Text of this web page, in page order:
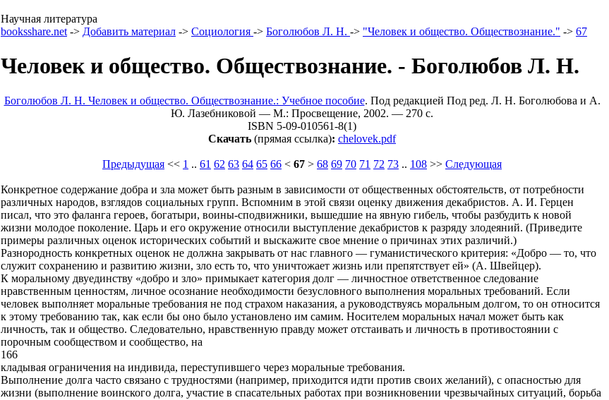
Научная литература
booksshare.net -> Добавить материал -> Социология -> Боголюбов Л. Н. -> "Человек и общество. Обществознание." -> 67
Человек и общество. Обществознание. - Боголюбов Л. Н.
Боголюбов Л. Н. Человек и общество. Обществознание.: Учебное пособие. Под редакцией Под ред. Л. Н. Боголюбова и А.
Ю. Лазебниковой — М.: Просвещение, 2002. — 270 c.
ISBN 5-09-010561-8(1)
Скачать (прямая ссылка): chelovek.pdf
Предыдущая << 1 .. 61 62 63 64 65 66 < 67 > 68 69 70 71 72 73 .. 108 >> Следующая
Конкретное содержание добра и зла может быть разным в зависимости от общественных обстоятельств, от потребности
различных народов, взглядов социальных групп. Вспомним в этой связи оценку движения декабристов. А. И. Герцен
писал, что это фаланга героев, богатыри, воины-сподвижники, вышедшие на явную гибель, чтобы разбудить к новой
жизни молодое поколение. Царь и его окружение относили выступление декабристов к разряду злодеяний. (Приведите
примеры различных оценок исторических событий и выскажите свое мнение о причинах этих различий.)
Разнородность конкретных оценок не должна закрывать от нас главного — гуманистического критерия: «Добро — то, что
служит сохранению и развитию жизни, зло есть то, что уничтожает жизнь или препятствует ей» (А. Швейцер).
К моральному двуединству «добро и зло» примыкает категория долг — личностное ответственное следование
нравственным ценностям, личное осознание необходимости безусловного выполнения моральных требований. Если
человек выполняет моральные требования не под страхом наказания, а руководствуясь моральным долгом, то он относится
к этому требованию так, как если бы оно было установлено им самим. Носителем моральных начал может быть как
личность, так и общество. Следовательно, нравственную правду может отстаивать и личность в противостоянии с
порочным сообществом и сообщество, на
166
кладывая ограничения на индивида, переступившего через моральные требования.
Выполнение долга часто связано с трудностями (например, приходится идти против своих желаний), с опасностью для
жизни (выполнение воинского долга, участие в спасательных работах при возникновении чрезвычайных ситуаций, борьба